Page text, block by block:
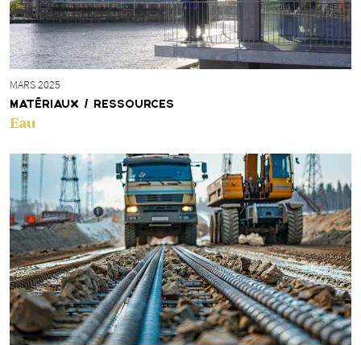
MARS 2025
MATÉRIAUX / RESSOURCES
Eau